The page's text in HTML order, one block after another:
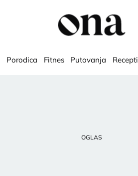
Porodica Fitnes Putovanja Recepti